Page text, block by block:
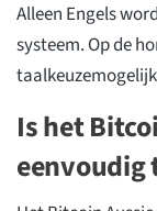
Alleen Engels
systeem. Op de
Is het
eenvoudig